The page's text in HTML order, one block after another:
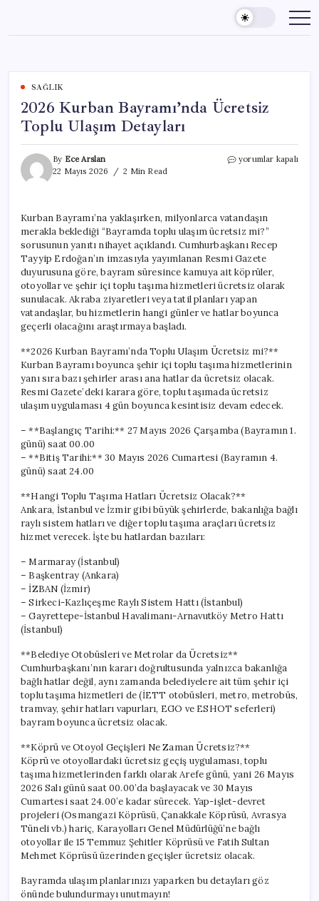
content
SAĞLIK
2026 Kurban Bayramı’nda Ücretsiz
Toplu Ulaşım Detayları
By Ece Arslan
22 Mayıs 2026
2 Min Read
2026
Ulaşım
Detayları
için
yorumlar kapalı
Kurban Bayramı’na yaklaşırken, milyonlarca vatandaşın
merakla beklediği “Bayramda toplu ulaşım ücretsiz mi?”
sorusunun yanıtı nihayet açıklandı. Cumhurbaşkanı Recep
Tayyip Erdoğan’ın imzasıyla yayımlanan Resmi Gazete
duyurusuna göre, bayram süresince kamuya ait köprüler,
otoyollar ve şehir içi toplu taşıma hizmetleri ücretsiz olarak
sunulacak. Akraba ziyaretleri veya tatil planları yapan
vatandaşlar, bu hizmetlerin hangi günler ve hatlar boyunca
geçerli olacağını araştırmaya başladı.
**2026 Kurban Bayramı’nda Toplu Ulaşım Ücretsiz mi?**
Kurban Bayramı boyunca şehir içi toplu taşıma hizmetlerinin
yanı sıra bazı şehirler arası ana hatlar da ücretsiz olacak.
Resmi Gazete’deki karara göre, toplu taşımada ücretsiz
ulaşım uygulaması 4 gün boyunca kesintisiz devam edecek.
– **Başlangıç Tarihi:** 27 Mayıs 2026 Çarşamba (Bayramın 1.
günü) saat 00.00
– **Bitiş Tarihi:** 30 Mayıs 2026 Cumartesi (Bayramın 4.
günü) saat 24.00
**Hangi Toplu Taşıma Hatları Ücretsiz Olacak?**
Ankara, İstanbul ve İzmir gibi büyük şehirlerde, bakanlığa bağlı
raylı sistem hatları ve diğer toplu taşıma araçları ücretsiz
hizmet verecek. İşte bu hatlardan bazıları:
– Marmaray (İstanbul)
– Başkentray (Ankara)
– İZBAN (İzmir)
– Sirkeci-Kazlıçeşme Raylı Sistem Hattı (İstanbul)
– Gayrettepe-İstanbul Havalimanı-Arnavutköy Metro Hattı
(İstanbul)
**Belediye Otobüsleri ve Metrolar da Ücretsiz**
Cumhurbaşkanı’nın kararı doğrultusunda yalnızca bakanlığa
bağlı hatlar değil, aynı zamanda belediyelere ait tüm şehir içi
toplu taşıma hizmetleri de (İETT otobüsleri, metro, metrobüs,
tramvay, şehir hatları vapurları, EGO ve ESHOT seferleri)
bayram boyunca ücretsiz olacak.
**Köprü ve Otoyol Geçişleri Ne Zaman Ücretsiz?**
Köprü ve otoyollardaki ücretsiz geçiş uygulaması, toplu
taşıma hizmetlerinden farklı olarak Arefe günü, yani 26 Mayıs
2026 Salı günü saat 00.00’da başlayacak ve 30 Mayıs
Cumartesi saat 24.00’e kadar sürecek. Yap-işlet-devret
projeleri (Osmangazi Köprüsü, Çanakkale Köprüsü, Avrasya
Tüneli vb.) hariç, Karayolları Genel Müdürlüğü’ne bağlı
otoyollar ile 15 Temmuz Şehitler Köprüsü ve Fatih Sultan
Mehmet Köprüsü üzerinden geçişler ücretsiz olacak.
Bayramda ulaşım planlarınızı yaparken bu detayları göz
önünde bulundurmayı unutmayın!